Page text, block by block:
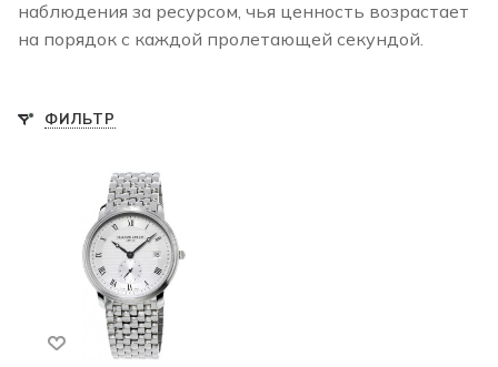
наблюдения за ресурсом, чья ценность возрастает
на порядок с каждой пролетающей секундой.
ФИЛЬТР